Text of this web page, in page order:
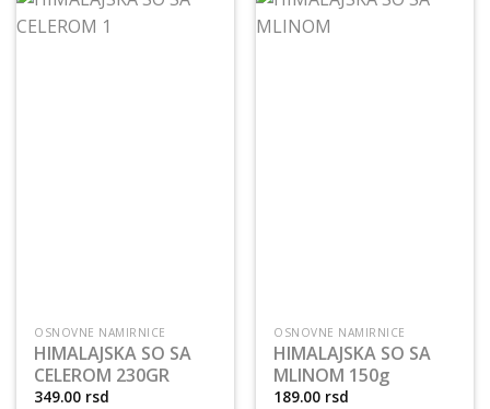
OSNOVNE NAMIRNICE
HIMALAJSKA SO SA
CELEROM 230GR
349.00 rsd
OSNOVNE NAMIRNICE
HIMALAJSKA SO SA
MLINOM 150g
189.00 rsd